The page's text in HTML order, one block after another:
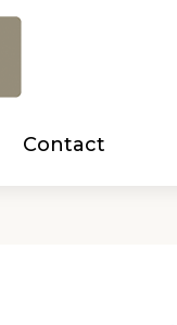
Contact